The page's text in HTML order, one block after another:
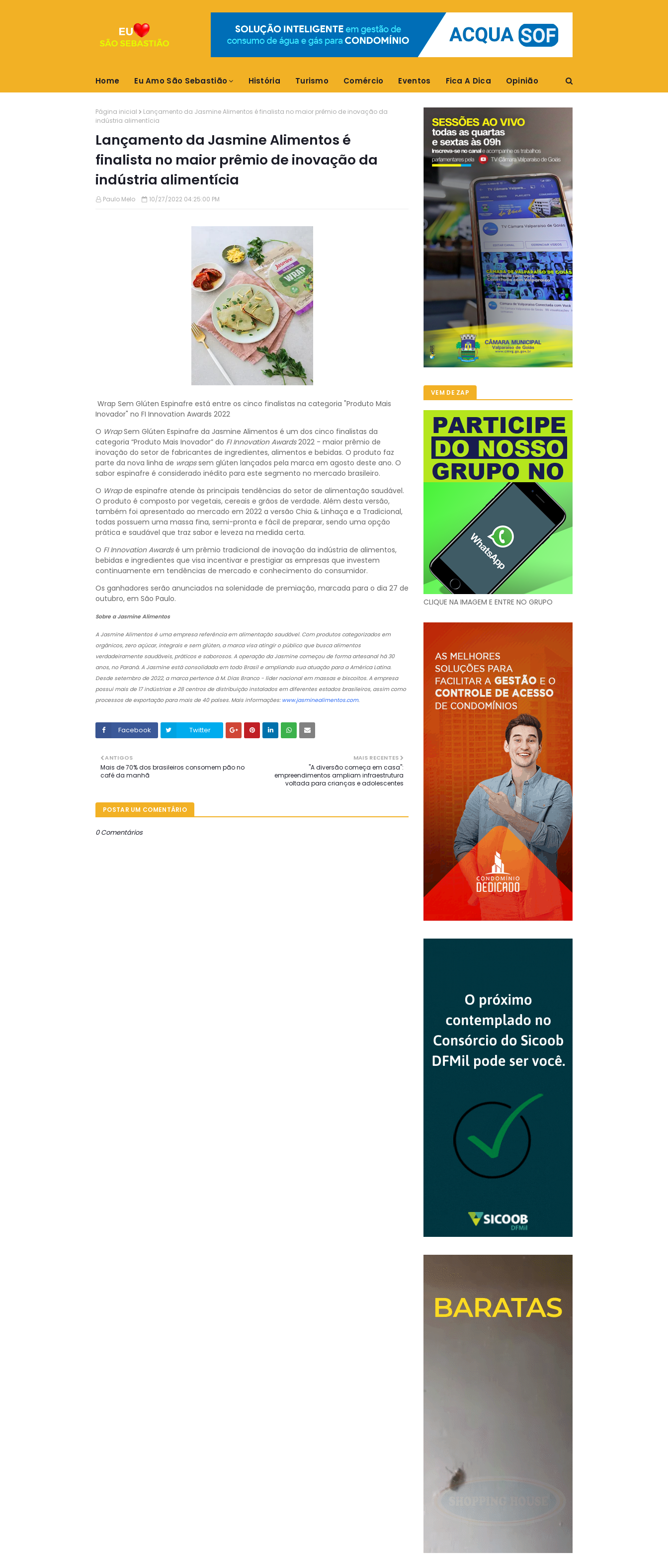
Home Eu Amo São Sebastião História Turismo Comércio Eventos Fica A Dica Opinião
Página inicial
Lançamento da Jasmine Alimentos é finalista no maior prêmio de inovação da
indústria alimentícia
Lançamento da Jasmine Alimentos é
finalista no maior prêmio de inovação da
indústria alimentícia
Paulo Melo 10/27/2022 04:25:00 PM
Wrap Sem Glúten Espinafre está entre os cinco finalistas na categoria "Produto Mais
Inovador" no FI Innovation Awards 2022
O WrapSem Glúten Espinafre da Jasmine Alimentos é um dos cinco finalistas da
categoria “Produto Mais Inovador” do FI Innovation Awards2022 - maior prêmio de
inovação do setor de fabricantes de ingredientes, alimentos e bebidas. O produto faz
parte da nova linha de wrapssem glúten lançados pela marca em agosto deste ano. O
sabor espinafre é considerado inédito para este segmento no mercado brasileiro.
O Wrapde espinafre atende às principais tendências do setor de alimentação saudável.
O produto é composto por vegetais, cereais e grãos de verdade. Além desta versão,
também foi apresentado ao mercado em 2022 a versão Chia & Linhaça e a Tradicional,
todas possuem uma massa fina, semi-pronta e fácil de preparar, sendo uma opção
prática e saudável que traz sabor e leveza na medida certa.
O FI Innovation Awardsé um prêmio tradicional de inovação da indústria de alimentos,
bebidas e ingredientes que visa incentivar e prestigiar as empresas que investem
continuamente em tendências de mercado e conhecimento do consumidor.
Os ganhadores serão anunciados na solenidade de premiação, marcada para o dia 27 de
outubro, em São Paulo.
Sobre a Jasmine Alimentos
A Jasmine Alimentos é uma empresa referência em alimentação saudável. Com produtos categorizados em
orgânicos, zero açúcar, integrais e sem glúten, a marca visa atingir o público que busca alimentos
verdadeiramente saudáveis, práticos e saborosos. A operação da Jasmine começou de forma artesanal há 30
anos, no Paraná. A Jasmine está consolidada em todo Brasil e ampliando sua atuação para a América Latina.
Desde setembro de 2022, a marca pertence à M. Dias Branco - líder nacional em massas e biscoitos. A empresa
possui mais de 17 indústrias e 28 centros de distribuição instalados em diferentes estados brasileiros, assim como
processos de exportação para mais de 40 países. Mais informações: www.jasminealimentos.com.
Facebook Twitter
MAIS RECENTES
"A diversão começa em casa":
empreendimentos ampliam infraestrutura
voltada para crianças e adolescentes
ANTIGOS
Mais de 70% dos brasileiros consomem pão no
café da manhã
POSTAR UM COMENTÁRIO
0 Comentários
VEM DE ZAP
CLIQUE NA IMAGEM E ENTRE NO GRUPO